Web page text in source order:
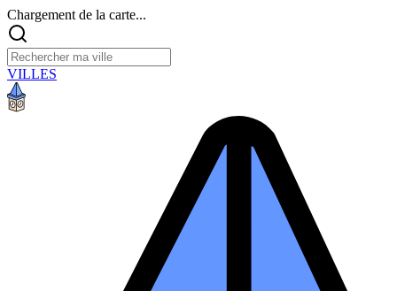
Chargement de la carte...
VILLES